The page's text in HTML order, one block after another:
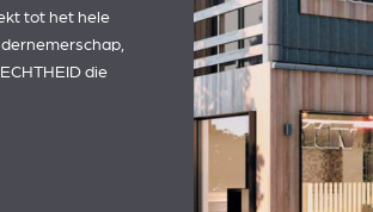
tot het hele
die